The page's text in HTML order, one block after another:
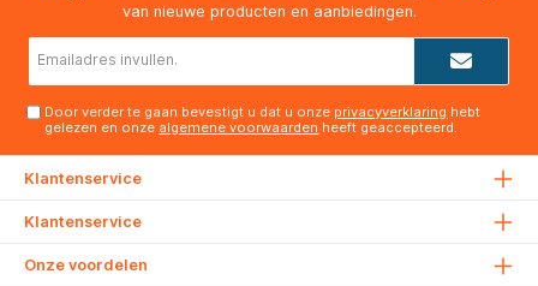
van nieuwe producten en aanbiedingen.
Door verder te gaan bevestigt u dat u onze privacyverklaring hebt
gelezen en onze algemene voorwaarden heeft geaccepteerd.
Klantenservice
Klantenservice
Onze voordelen